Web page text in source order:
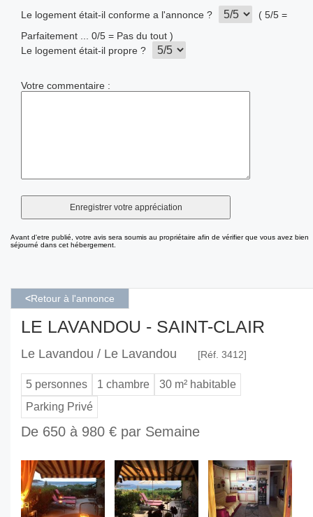
Le logement était-il conforme a l'annonce ?
( 5/5 =
Parfaitement ... 0/5 = Pas du tout )
Le logement était-il propre ?
Votre commentaire :
Avant d'etre publié, votre avis sera soumis au propriétaire afin de vérifier que vous avez bien
séjourné dans cet hébergement.
<Retour à l'annonce
LE LAVANDOU - SAINT-CLAIR
Le Lavandou / Le Lavandou [Réf. 3412]
5 personnes 1 chambre
30 m² habitable
Parking Privé
De 650 à 980 € par Semaine